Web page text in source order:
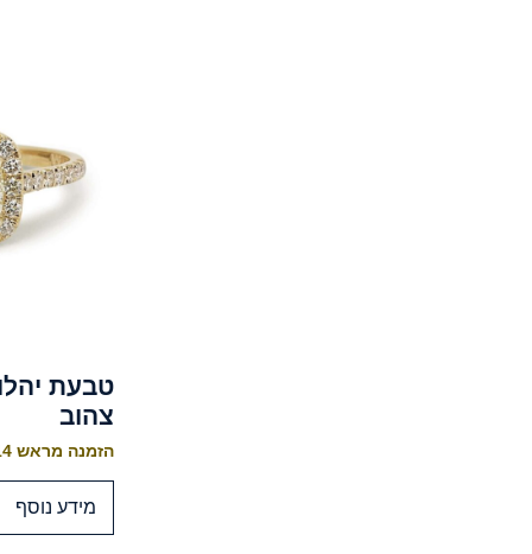
טבעת
צהוב
הזמנה מראש 10-14 ימי עסקים לייצור
מידע נוסף